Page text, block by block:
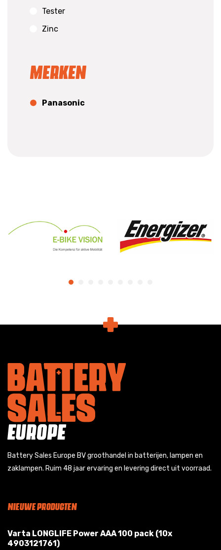
Tester
Zinc
Merken
Panasonic
Battery Sales Europe BV groothandel in batterijen, lampen en
zaklampen. Ruim 48 jaar ervaring en levering direct uit voorraad.
NIEUWE PRODUCTEN
Varta LONGLIFE Power AAA 100 pack (10x
4903121761)